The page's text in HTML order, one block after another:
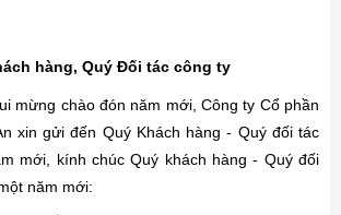
hàng, Quý Đối tác công ty
mừng chào đón năm mới, Công ty Cổ phần
xin gửi đến Quý Khách hàng - Quý đối tác
mới, kính chúc Quý khách hàng - Quý đối
năm mới: